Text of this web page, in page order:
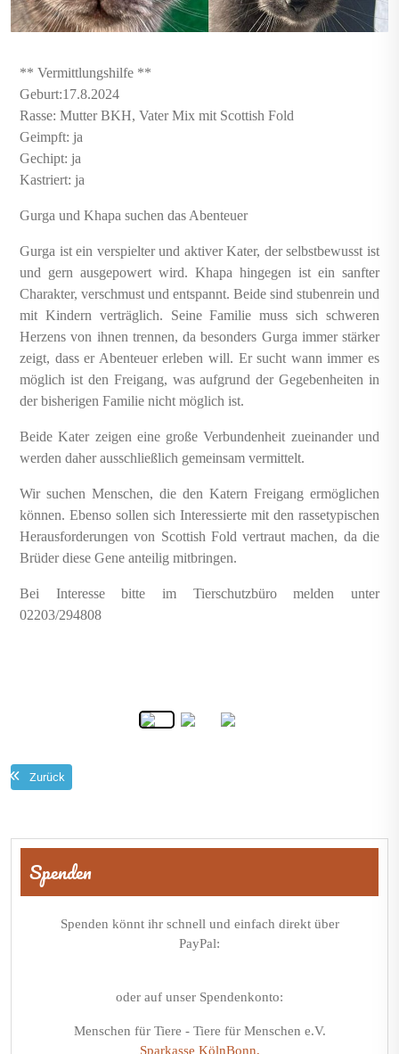
** Vermittlungshilfe **
Geburt:17.8.2024
Rasse: Mutter BKH, Vater Mix mit Scottish Fold
Geimpft: ja
Gechipt: ja
Kastriert: ja
Gurga und Khapa suchen das Abenteuer
Gurga ist ein verspielter und aktiver Kater, der selbstbewusst ist
und gern ausgepowert wird. Khapa hingegen ist ein sanfter
Charakter, verschmust und entspannt. Beide sind stubenrein und
mit Kindern verträglich. Seine Familie muss sich schweren
Herzens von ihnen trennen, da besonders Gurga immer stärker
zeigt, dass er Abenteuer erleben will. Er sucht wann immer es
möglich ist den Freigang, was aufgrund der Gegebenheiten in
der bisherigen Familie nicht möglich ist.
Beide Kater zeigen eine große Verbundenheit zueinander und
werden daher ausschließlich gemeinsam vermittelt.
Wir suchen Menschen, die den Katern Freigang ermöglichen
können. Ebenso sollen sich Interessierte mit den rassetypischen
Herausforderungen von Scottish Fold vertraut machen, da die
Brüder diese Gene anteilig mitbringen.
Bei Interesse bitte im Tierschutzbüro melden unter
02203/294808
Zurück
Beitragsnavigation
Spenden
Spenden könnt ihr schnell und einfach direkt über
PayPal:
oder auf unser Spendenkonto:
Menschen für Tiere - Tiere für Menschen e.V.
Sparkasse KölnBonn,